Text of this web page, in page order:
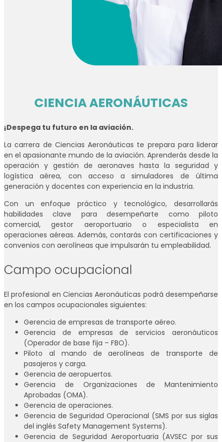
CIENCIA AERONÁUTICAS
¡Despega tu futuro en la aviación.
La carrera de Ciencias Aeronáuticas te prepara para liderar
en el apasionante mundo de la aviación. Aprenderás desde la
operación y gestión de aeronaves hasta la seguridad y
logística aérea, con acceso a simuladores de última
generación y docentes con experiencia en la industria.
Con un enfoque práctico y tecnológico, desarrollarás
habilidades clave para desempeñarte como piloto
comercial, gestor aeroportuario o especialista en
operaciones aéreas. Además, contarás con certificaciones y
convenios con aerolíneas que impulsarán tu empleabilidad.
Campo ocupacional
El profesional en Ciencias Aeronáuticas podrá desempeñarse
en los campos ocupacionales siguientes:
Gerencia de empresas de transporte aéreo.
Gerencia de empresas de servicios aeronáuticos
(Operador de base fija – FBO).
Piloto al mando de aerolíneas de transporte de
pasajeros y carga.
Gerencia de aeropuertos.
Gerencia de Organizaciones de Mantenimiento
Aprobadas (OMA).
Gerencia de operaciones.
Gerencia de Seguridad Operacional (SMS por sus siglas
del inglés Safety Management Systems).
Gerencia de Seguridad Aeroportuaria (AVSEC por sus